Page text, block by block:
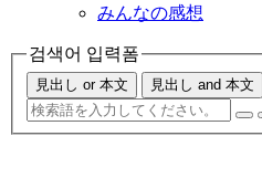
みんなの感想
검색어 입력폼
見出し or 本文 見出し and 本文